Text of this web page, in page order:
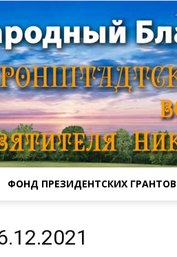
ФОНД ПРЕЗИДЕНТСКИХ ГРАНТОВ